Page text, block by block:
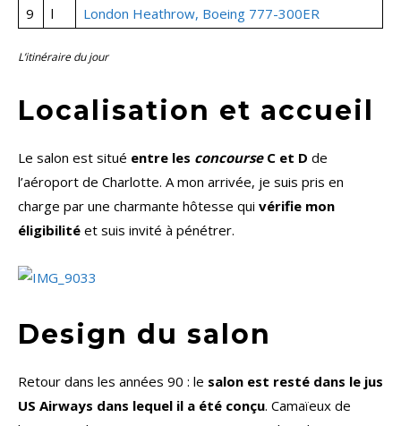
9
l
London Heathrow, Boeing 777-300ER
L’itinéraire du jour
Localisation et accueil
Le salon est situé entre les concourseC et D de
l’aéroport de Charlotte. A mon arrivée, je suis pris en
charge par une charmante hôtesse qui vérifie mon
éligibilité et suis invité à pénétrer.
Design du salon
Retour dans les années 90 : le salon est resté dans le jus
US Airways dans lequel il a été conçu. Camaïeux de